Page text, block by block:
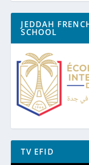
JEDDAH
SCHOOL
TV EFID